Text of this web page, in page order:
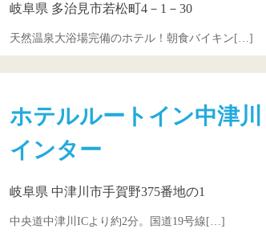
岐阜県 多治見市若松町4－1－30
天然温泉大浴場完備のホテル！朝食バイキン[…]
ホテルルートイン中津川
インター
岐阜県 中津川市手賀野375番地の1
中央道中津川ICより約2分。国道19号線[…]